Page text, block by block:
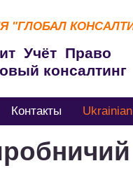
"ГЛОБАЛ
Учёт Право
консалтинг
Контакты Ukrainian